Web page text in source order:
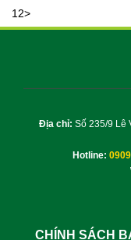
1 2>
Địa chỉ: Số 235/9 Lê
Hotline:
CHÍNH SÁCH